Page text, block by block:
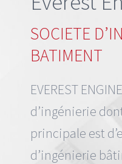
SOCIETE
BATIMENT
EVEREST
d’ingénierie
principale est
d’ingénierie